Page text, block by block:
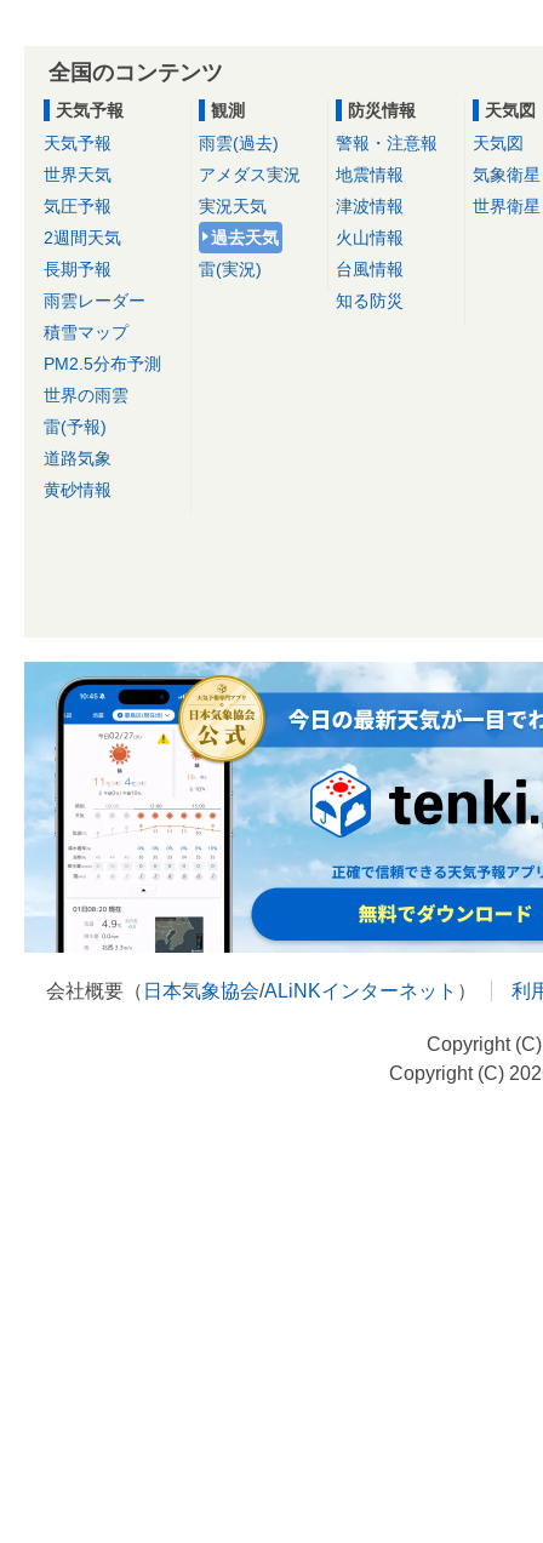
全国のコンテンツ
天気予報
天気予報
世界天気
気圧予報
2週間天気
長期予報
雨雲レーダー
積雪マップ
PM2.5分布予測
世界の雨雲
雷(予報)
道路気象
黄砂情報
観測
雨雲(過去)
アメダス実況
実況天気
過去天気
雷(実況)
防災情報
警報・注意報
地震情報
津波情報
火山情報
台風情報
知る防災
天気図
天気図
気象衛星
世界衛星
会社概要（ 日本気象協会/ALiNKインターネット ） 利
Copyright
Copyright (C)